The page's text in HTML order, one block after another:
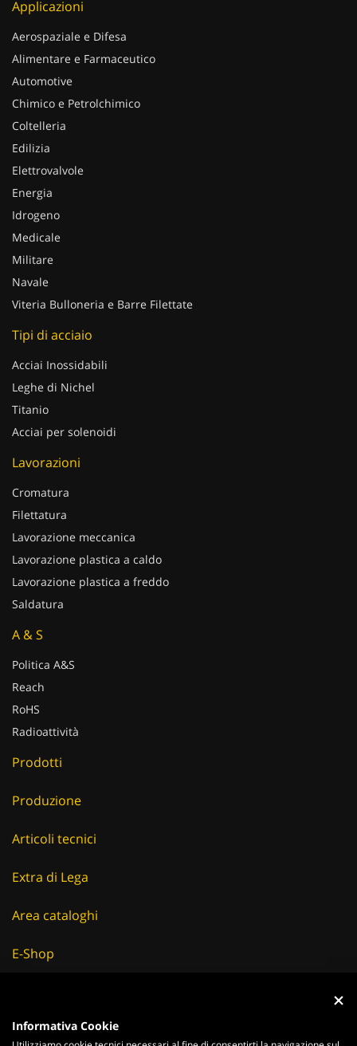
Alimentare e Farmaceutico
Automotive
Chimico e Petrolchimico
Coltelleria
Edilizia
Elettrovalvole
Energia
Idrogeno
Medicale
Militare
Navale
Viteria Bulloneria e Barre Filettate
Leghe di Nichel
Titanio
Acciai per solenoidi
Filettatura
Lavorazione meccanica
Lavorazione plastica a caldo
Lavorazione plastica a freddo
Saldatura
Reach
RoHS
Radioattività
Informativa Cookie